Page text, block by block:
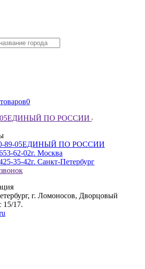
0
ЕДИНЫЙ ПО РОССИИ
89-05ЕДИНЫЙ ПО РОССИИ
62-02г. Москва
35-42г. Санкт-Петербург
г. Ломоносов, Дворцовый
15/17.